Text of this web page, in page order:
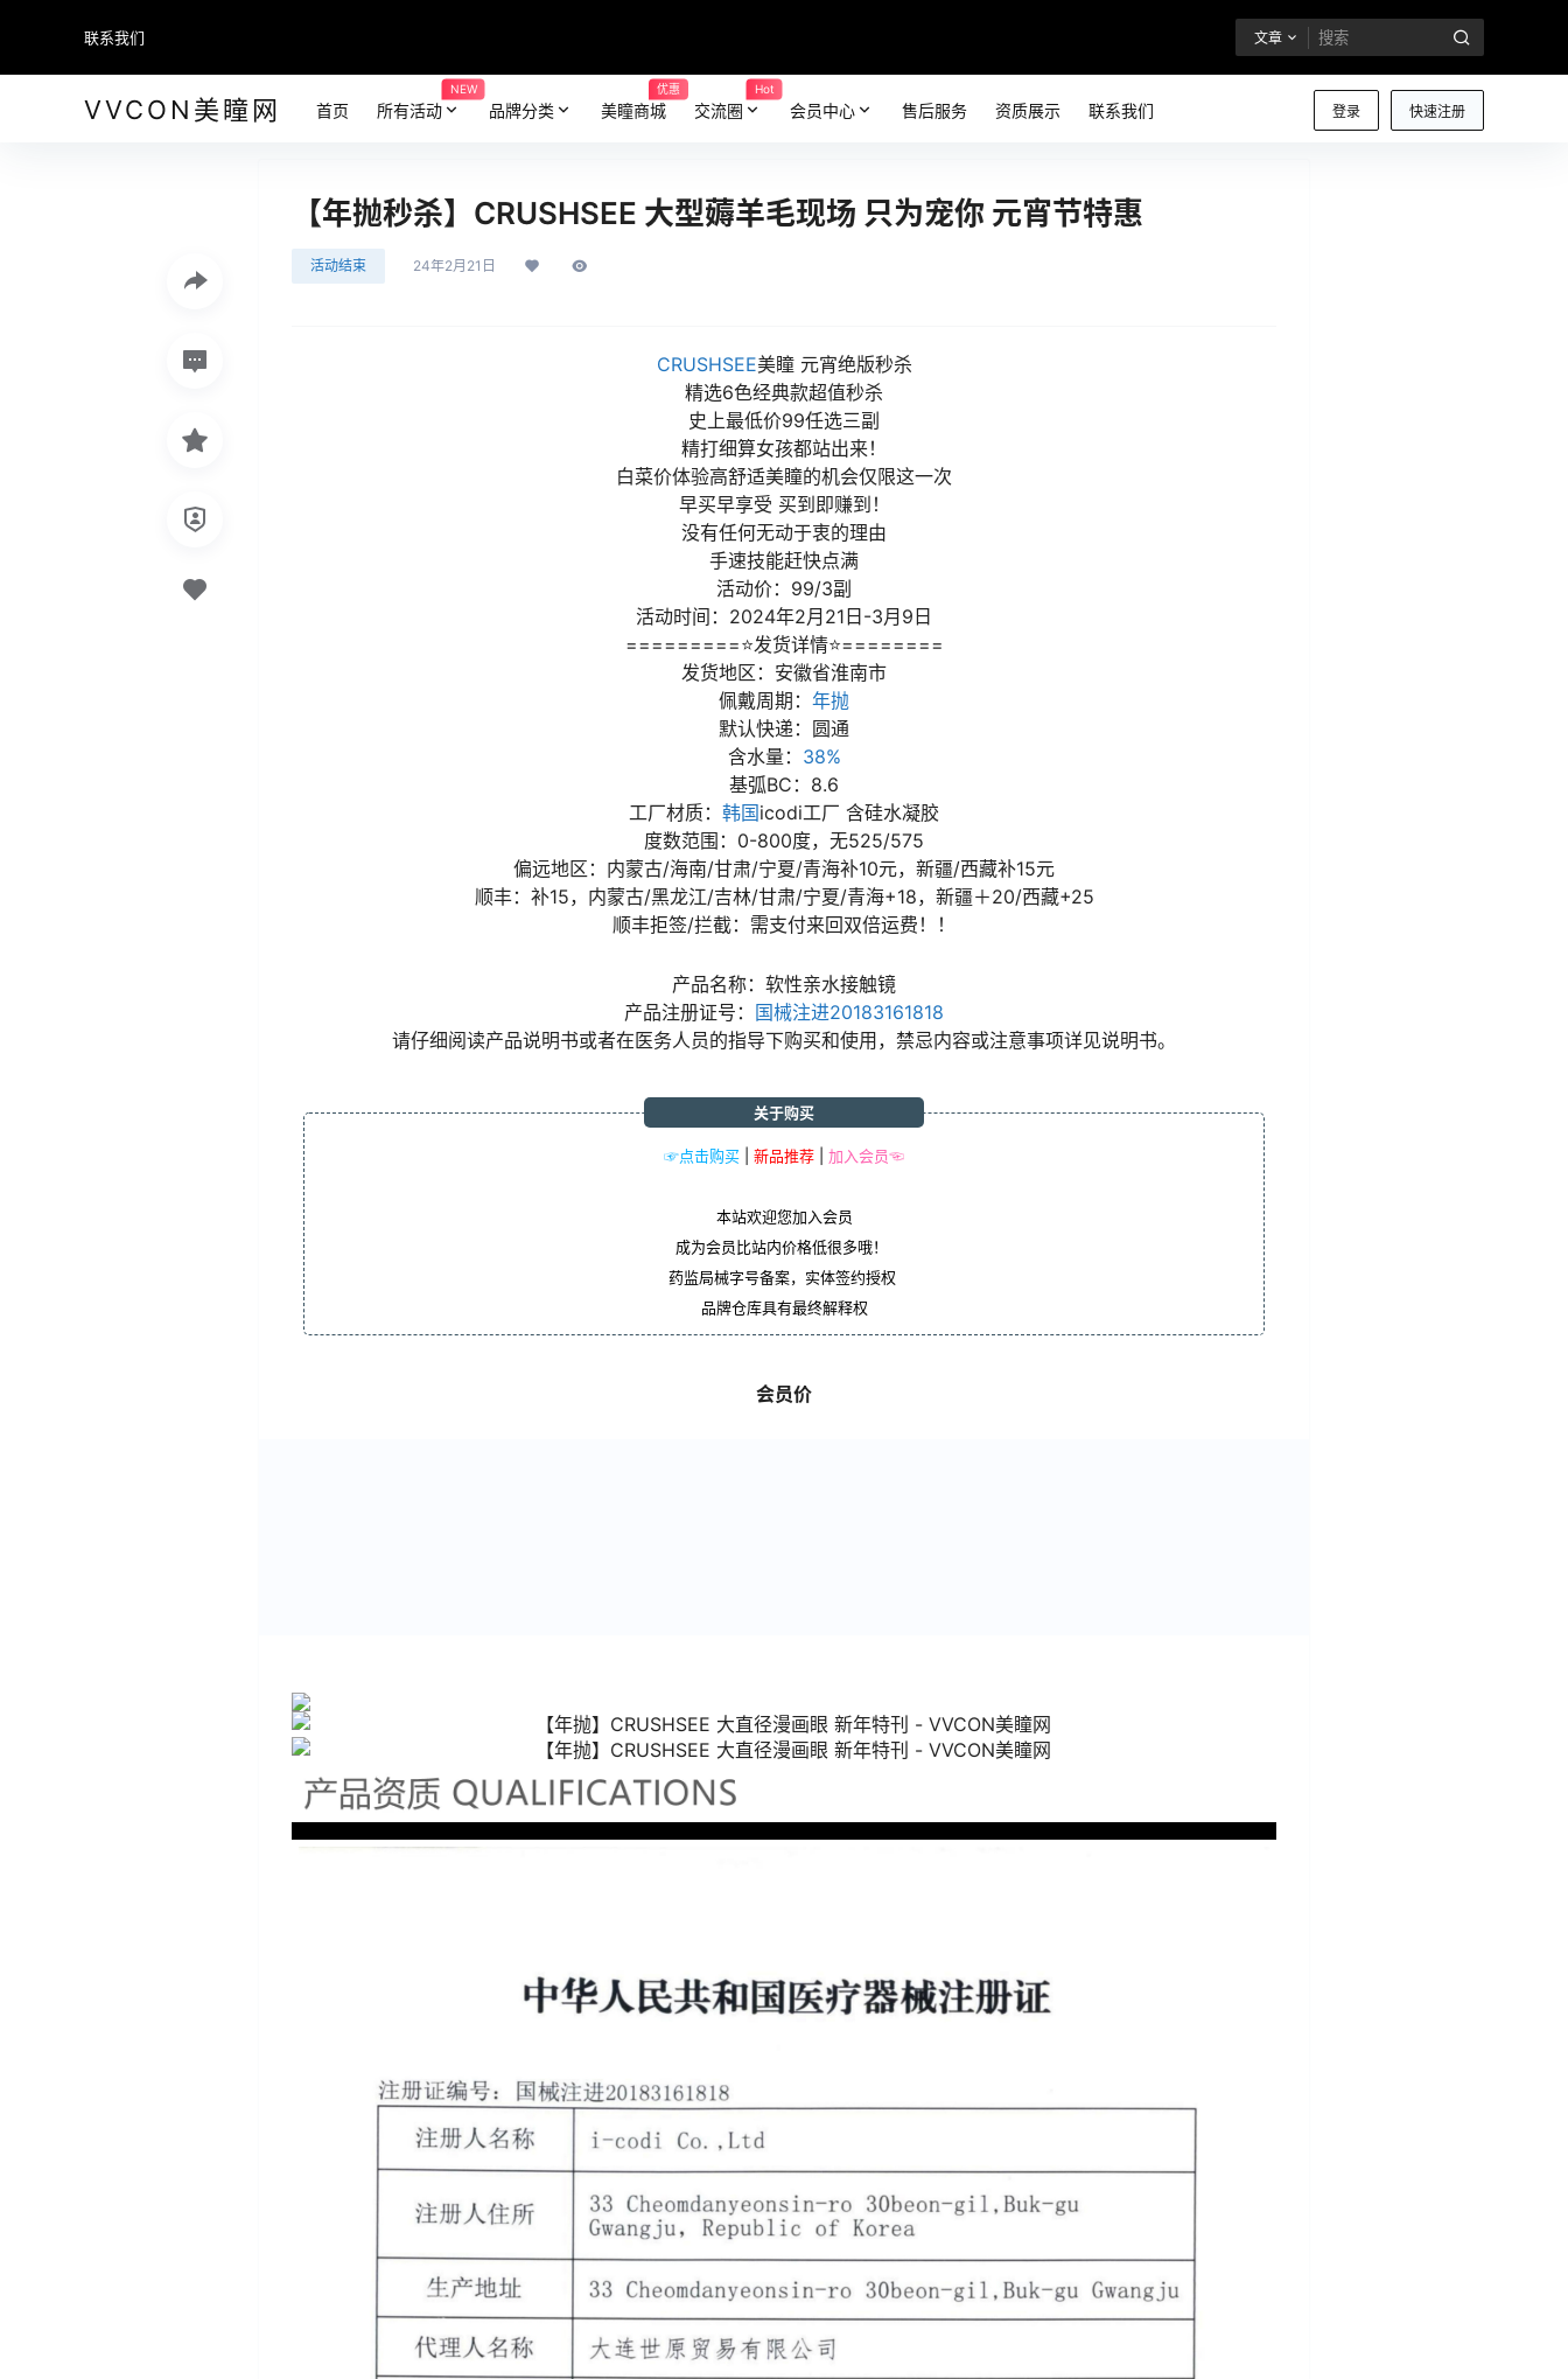
联系我们 文章
VVCON美瞳网 登录 快速注册
首页 所有活动
NEW
品牌分类 美瞳商城
优惠
交流圈
Hot
会员中心 售后服务 资质展示 联系我们
【年抛秒杀】CRUSHSEE 大型薅羊毛现场 只为宠你 元宵节特惠
活动结束 24年2月21日
CRUSHSEE美瞳 元宵绝版秒杀
精选6色经典款超值秒杀
史上最低价99任选三副
精打细算女孩都站出来！
白菜价体验高舒适美瞳的机会仅限这一次
早买早享受 买到即赚到！
没有任何无动于衷的理由
手速技能赶快点满
活动价：99/3副
活动时间：2024年2月21日-3月9日
=========⭐发货详情⭐========
发货地区：安徽省淮南市
佩戴周期： 年抛
默认快递：圆通
含水量： 38%
基弧BC：8.6
工厂材质： 韩国icodi工厂 含硅水凝胶
度数范围：0-800度，无525/575
偏远地区：内蒙古/海南/甘肃/宁夏/青海补10元，新疆/西藏补15元
顺丰：补15，内蒙古/黑龙江/吉林/甘肃/宁夏/青海+18，新疆＋20/西藏+25
顺丰拒签/拦截：需支付来回双倍运费！！
产品名称：软性亲水接触镜
产品注册证号： 国械注进20183161818
请仔细阅读产品说明书或者在医务人员的指导下购买和使用，禁忌内容或注意事项详见说明书。
☞点击购买 新品推荐 加入会员☜
关于购买
本站欢迎您加入会员
成为会员比站内价格低很多哦！
药监局械字号备案，实体签约授权
品牌仓库具有最终解释权
会员价